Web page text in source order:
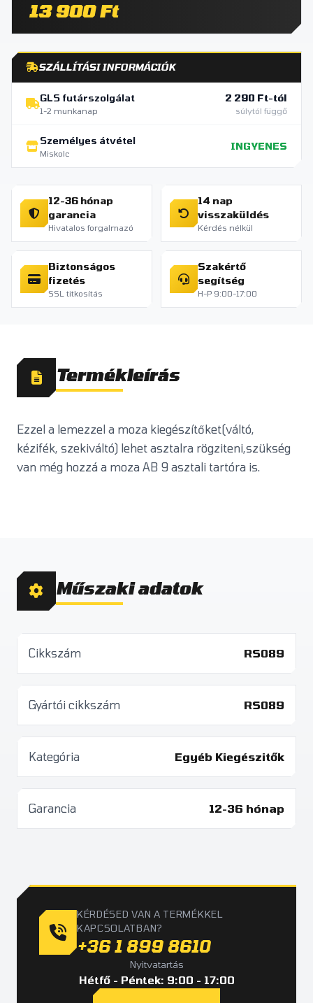
13 900 Ft
SZÁLLÍTÁSI INFORMÁCIÓK
GLS futárszolgálat
1-2 munkanap
2 290 Ft-tól
súlytól függő
Személyes átvétel
Miskolc
INGYENES
12-36 hónap
garancia
Hivatalos forgalmazó
14 nap
visszaküldés
Kérdés nélkül
Biztonságos
fizetés
SSL titkosítás
Szakértő
segítség
H-P 9:00-17:00
Termékleírás
Ezzel a lemezzel a moza kiegészítőket(váltó,
kézifék, szekiváltó) lehet asztalra rögziteni,szükség
van még hozzá a moza AB 9 asztali tartóra is.
Műszaki adatok
Cikkszám RS089
Gyártói cikkszám RS089
Kategória Egyéb Kiegészitők
Garancia 12-36 hónap
KÉRDÉSED VAN A TERMÉKKEL
KAPCSOLATBAN?
+36 1 899 8610
Nyitvatartás
Hétfő - Péntek: 9:00 - 17:00